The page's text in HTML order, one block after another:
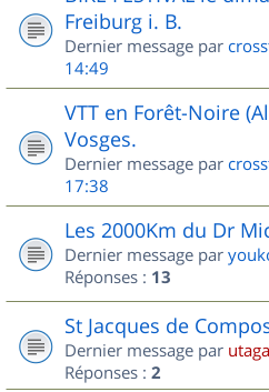
Freiburg i. B.
Dernier message par
14:49
VTT en Forêt-Noire
Vosges.
Dernier message par
17:38
Les 2000Km du Dr
Dernier message par
Réponses : 13
St Jacques de
Dernier message par
Réponses : 2